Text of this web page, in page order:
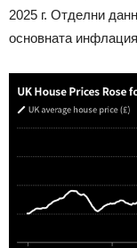
2025 г. Отделни
основната